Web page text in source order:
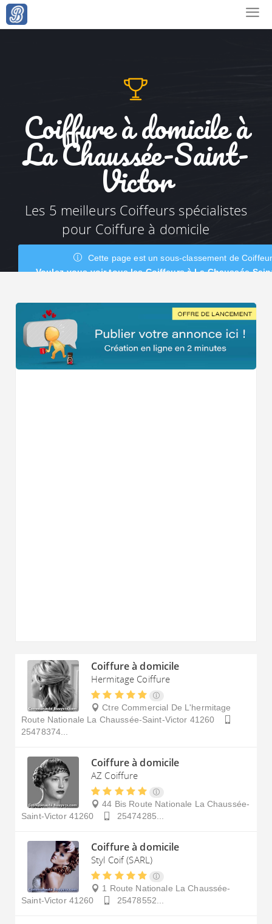
Coiffure à domicile à
La Chaussée-Saint-
Victor
Les 5 meilleurs Coiffeurs spécialistes
pour Coiffure à domicile
Cette page est un sous-classement de
Voulez-vous voir tous les Coiffeurs à La Chaussée-
Coiffure à domicile
Hermitage Coiffure
Ctre Commercial De L'hermitage
Route Nationale La Chaussée-Saint-Victor 41260
25478374...
Coiffure à domicile
AZ Coiffure
44 Bis Route Nationale La Chaussée-
Saint-Victor 41260 25474285...
Coiffure à domicile
Styl Coif (SARL)
1 Route Nationale La Chaussée-
Saint-Victor 41260 25478552...